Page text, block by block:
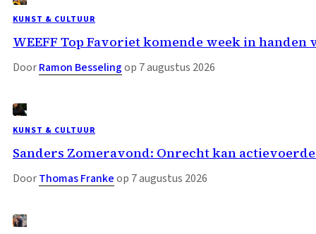
KUNST & CULTUUR
WEEFF Top Favoriet komende week in handen
DoorRamon Besselingop 7 augustus 2026
KUNST & CULTUUR
Sanders Zomeravond: Onrecht kan
DoorThomas Frankeop 7 augustus 2026